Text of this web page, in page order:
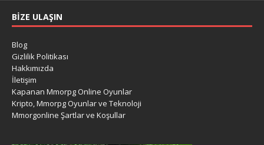
BIZE ULAŞIN
Blog
Gizlilik Politikası
Hakkımızda
İletişim
Kapanan Mmorpg Online Oyunlar
Kripto, Mmorpg Oyunlar ve Teknoloji
Mmorgonline Şartlar ve Koşullar